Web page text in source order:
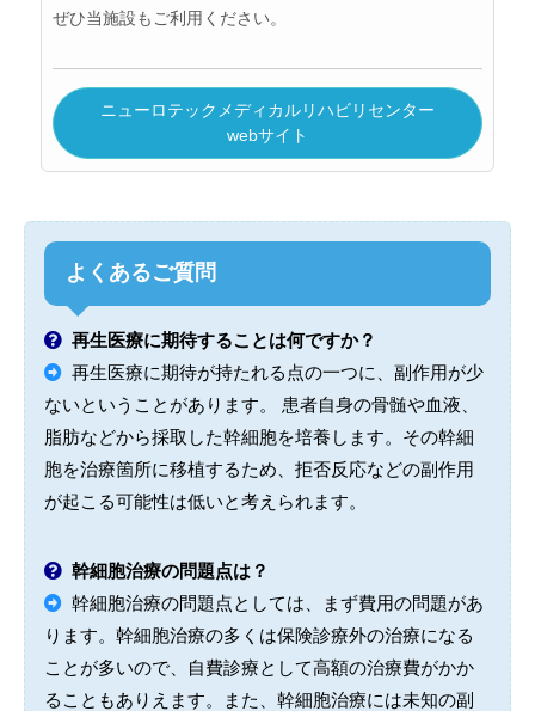
ぜひ当施設もご利用ください。
ニューロテックメディカルリハビリセンター
webサイト
よくあるご質問
再生医療に期待することは何ですか？
再生医療に期待が持たれる点の一つに、副作用が少
ないということがあります。 患者自身の骨髄や血液、
脂肪などから採取した幹細胞を培養します。その幹細
胞を治療箇所に移植するため、拒否反応などの副作用
が起こる可能性は低いと考えられます。
幹細胞治療の問題点は？
幹細胞治療の問題点としては、まず費用の問題があ
ります。幹細胞治療の多くは保険診療外の治療になる
ことが多いので、自費診療として高額の治療費がかか
ることもありえます。また、幹細胞治療には未知の副